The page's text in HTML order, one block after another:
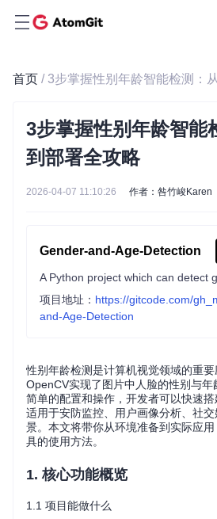
首页 / 3步掌握性别年龄智能检测：
3步掌握性别年龄智能
到部署全攻略
2026-04-07 11:10:26 作者：咎竹峻Karen
Gender-and-Age-Detection
项目地址： https://gitcode.com/
and-Age-Detection
性别年龄检测是计算机视觉领域的重
OpenCV实现了图片中人脸的性别与年
简单的配置和操作，开发者可以快速搭
适用于安防监控、用户画像分析、社
景。本文将带你从环境准备到实际应
具的使用方法。
1. 核心功能概览
1.1 项目能做什么